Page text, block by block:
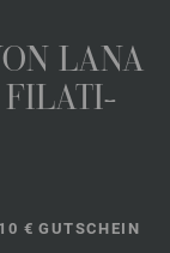
LANA
FILATI-
€ GUTSCHEIN